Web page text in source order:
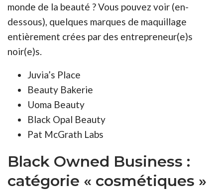
monde de la beauté ? Vous pouvez voir (en-
dessous), quelques marques de maquillage
entièrement crées par des entrepreneur(e)s
noir(e)s.
Juvia’s Place
Beauty Bakerie
Uoma Beauty
Black Opal Beauty
Pat McGrath Labs
Black Owned Business :
catégorie « cosmétiques »